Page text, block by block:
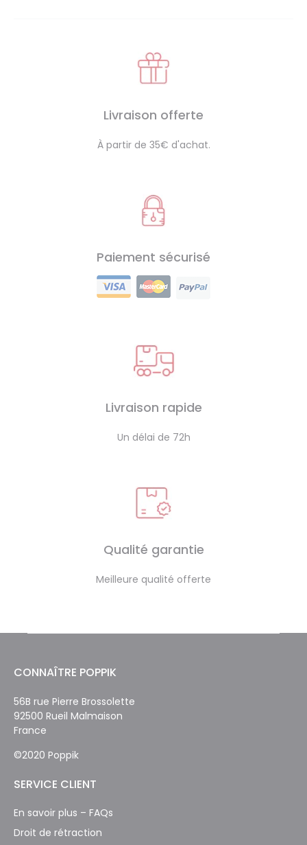
Livraison offerte
À partir de 35€ d'achat.
Paiement sécurisé
Livraison rapide
Un délai de 72h
Qualité garantie
Meilleure qualité offerte
CONNAÎTRE POPPIK
56B rue Pierre Brossolette
92500 Rueil Malmaison
France
©2020 Poppik
SERVICE CLIENT
En savoir plus – FAQs
Droit de rétraction